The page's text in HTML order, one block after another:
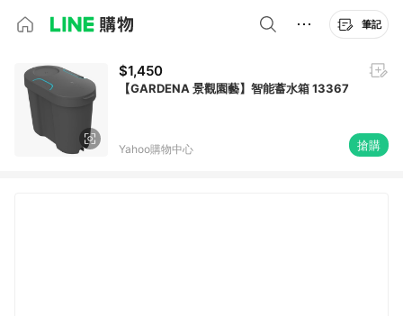
筆記
$1,450
【GARDENA 景觀園藝】智能蓄水箱 13367
Yahoo購物中心 搶購